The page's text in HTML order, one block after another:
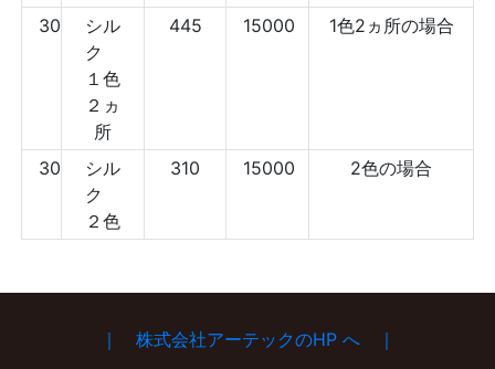
30
シル
ク
１色
２ヵ
所
445 15000 1色2ヵ所の場合
30
シル
ク
２色
310 15000 2色の場合
｜ 株式会社アーテックのHP へ ｜